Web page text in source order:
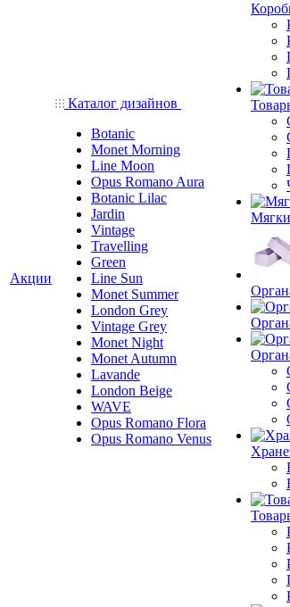
Акции
Каталог дизайнов
Botanic
Monet Morning
Line Moon
Opus Romano Aura
Botanic Lilac
Jardin
Vintage
Travelling
Green
Line Sun
Monet Summer
London Grey
Vintage Grey
Monet Night
Monet Autumn
Lavande
London Beige
WAVE
Opus Romano Flora
Opus Romano Venus